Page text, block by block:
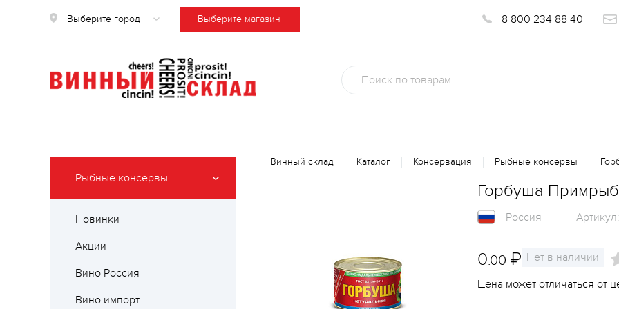
Выберите город Выберите магазин 8 800 234 88 40
Рыбные консервы
Новинки
Акции
Вино Россия
Вино импорт
Винный склад Каталог Консервация Рыбные консервы
Горбуша
Россия
0.00 ₽ Нет в наличии
Цена может отличаться от